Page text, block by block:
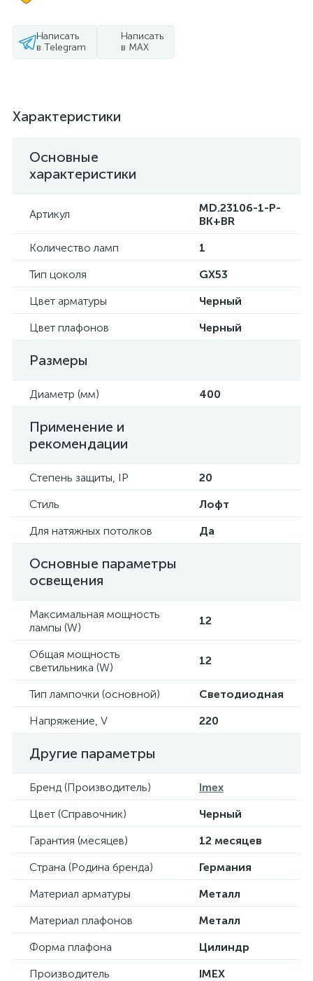
Написать
в Telegram
Написать
в MAX
Характеристики
Основные
характеристики
Артикул
MD.23106-1-P-
BK+BR
Количество ламп
1
Тип цоколя
GX53
Цвет арматуры
Черный
Цвет плафонов
Черный
Размеры
Диаметр (мм) 400
Применение и
рекомендации
Степень защиты, IP
20
Стиль
Лофт
Для натяжных потолков
Да
Основные параметры
освещения
Максимальная мощность
лампы (W)
12
Общая мощность
светильника (W)
12
Тип лампочки (основной)
Светодиодная
Напряжение, V
220
Другие параметры
Бренд (Производитель)
Imex
Цвет (Справочник)
Черный
Гарантия (месяцев)
12 месяцев
Страна (Родина бренда)
Германия
Материал арматуры
Металл
Материал плафонов
Металл
Форма плафона
Цилиндр
Производитель
IMEX